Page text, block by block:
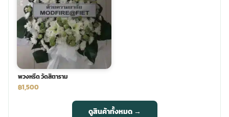
พวงหรีด วัดสิตาราม
฿1,500
ดูสินค้าทั้งหมด →